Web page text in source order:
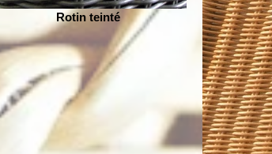
Rotin teinté